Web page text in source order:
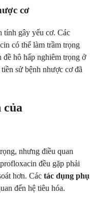
cơ
tính gây yếu cơ. Các
có thể làm trầm trọng
đề hô hấp nghiêm trọng ở
sử bệnh nhược cơ đã
của
nhưng điều quan
đều gặp phải
hơn. Các tác dụng phụ
đến hệ tiêu hóa.